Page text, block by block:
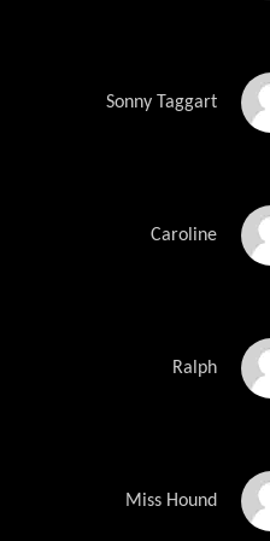
Sonny Taggart
Caroline
Ralph
Miss Hound